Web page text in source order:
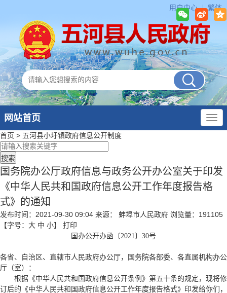
用户中心 繁体
网站首页
首页 > 五河县小圩镇政府信息公开制度
国务院办公厅政府信息与政务公开办公室关于印发
《中华人民共和国政府信息公开工作年度报告格
式》的通知
发布时间：2021-09-30 09:04 来源： 蚌埠市人民政府 浏览量： 191105
【字号： 大 中 小】 打印
国办公开办函〔2021〕30号
各省、自治区、直辖市人民政府办公厅，国务院各部委、各直属机构办公
厅（室）：
根据《中华人民共和国政府信息公开条例》第五十条的规定，现将修
订后的《中华人民共和国政府信息公开工作年度报告格式》印发给你们，